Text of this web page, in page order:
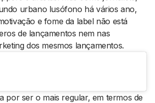
urbano lusófono há vários ano,
e fome da labelnão está
de lançamentos nem nas
dos mesmos lançamentos.
por ser o mais regular, em termos de